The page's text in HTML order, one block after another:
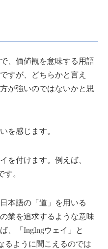
、価値観を意味する用語
すが、どちらかと言え
が強いのではないかと思
を感じます。
を付けます。例えば、
す。
本語の「道」を用いる
業を追求するような意味
、「IngIngウェイ」と
るように聞こえるのでは